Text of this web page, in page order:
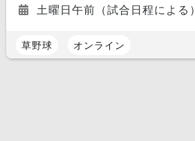
土曜日午前（試合日程による）
草野球 オンライン